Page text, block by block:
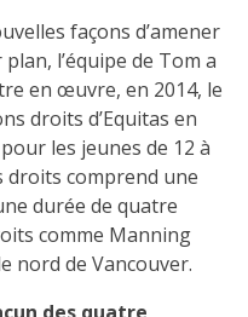
façons d’amener
l’équipe de Tom a
en œuvre, en 2014, le
droits d’Equitas en
les jeunes de 12 à
droits comprend une
durée de quatre
comme Manning
nord de Vancouver.